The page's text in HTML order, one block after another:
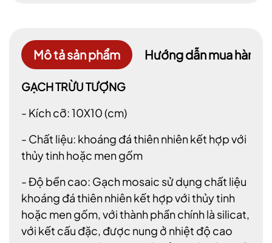
Mô tả sản phẩm Hướng dẫn mua hàng
GẠCH TRỪU TƯỢNG
- Kích cỡ: 10X10 (cm)
- Chất liệu: khoáng đá thiên nhiên kết hợp với
thủy tinh hoặc men gốm
- Độ bền cao: Gạch mosaic sử dụng chất liệu
khoáng đá thiên nhiên kết hợp với thủy tinh
hoặc men gốm, với thành phần chính là silicat,
với kết cấu đặc, được nung ở nhiệt độ cao